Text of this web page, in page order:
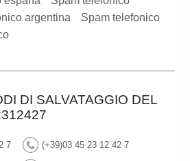
argentina
Spam telefonico
DI SALVATAGGIO DEL
7 (+39)03 45 23 12 42 7